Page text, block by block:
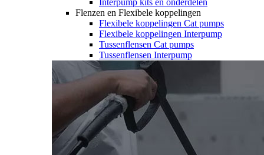
Flenzen en Flexibele koppelingen
Flexibele koppelingen Cat pumps
Flexibele koppelingen Interpump
Tussenflensen Cat pumps
Tussenflensen Interpump